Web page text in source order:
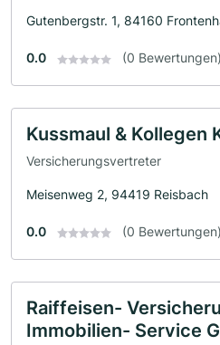
Gutenbergstr. 1, 84160
0.0 (0 Bewertungen)
Kussmaul & Kollegen
Versicherungsvertreter
Meisenweg 2, 94419 Reisbach
0.0 (0 Bewertungen)
Raiffeisen-
Immobilien- Service